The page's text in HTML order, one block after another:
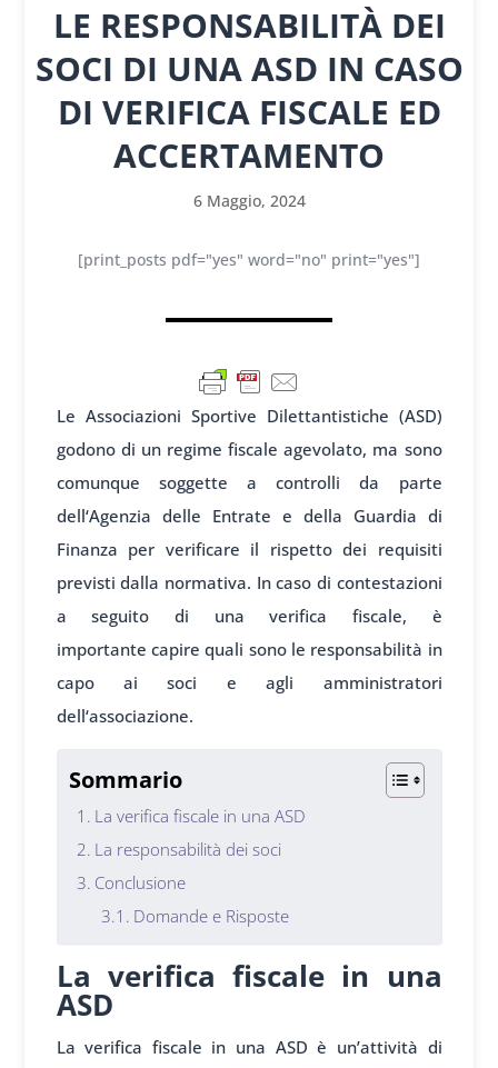
LE RESPONSABILITÀ DEI
SOCI DI UNA ASD IN CASO
DI VERIFICA FISCALE ED
ACCERTAMENTO
6 Maggio, 2024
[print_posts pdf="yes" word="no" print="yes"]
Le Associazioni Sportive Dilettantistiche (ASD)
godono di un regime fiscale agevolato, ma sono
comunque soggette a controlli da parte
dell‘Agenzia delle Entrate e della Guardia di
Finanza per verificare il rispetto dei requisiti
previsti dalla normativa. In caso di contestazioni
a seguito di una verifica fiscale, è
importante capire quali sono le responsabilità in
capo ai soci e agli amministratori
dell‘associazione.
Sommario
La verifica fiscale in una ASD
La responsabilità dei soci
Conclusione
Domande e Risposte
La verifica fiscale in una
ASD
La verifica fiscale in una ASD è un’attività di